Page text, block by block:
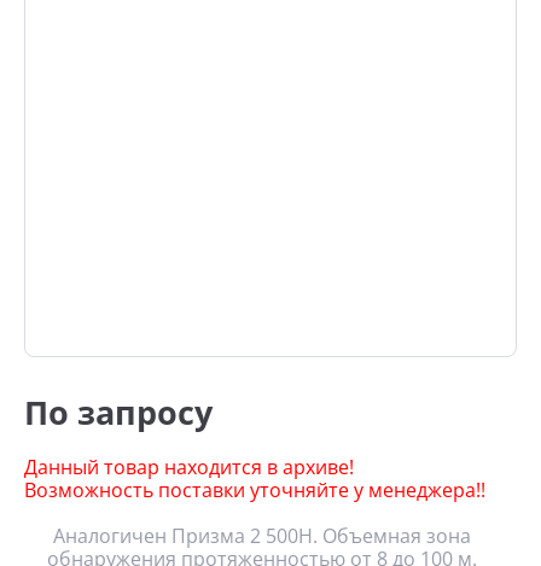
По запросу
Данный товар находится в архиве!
Возможность поставки уточняйте у менеджера!!
Аналогичен Призма 2 500Н. Объемная зона
обнаружения протяженностью от 8 до 100 м.